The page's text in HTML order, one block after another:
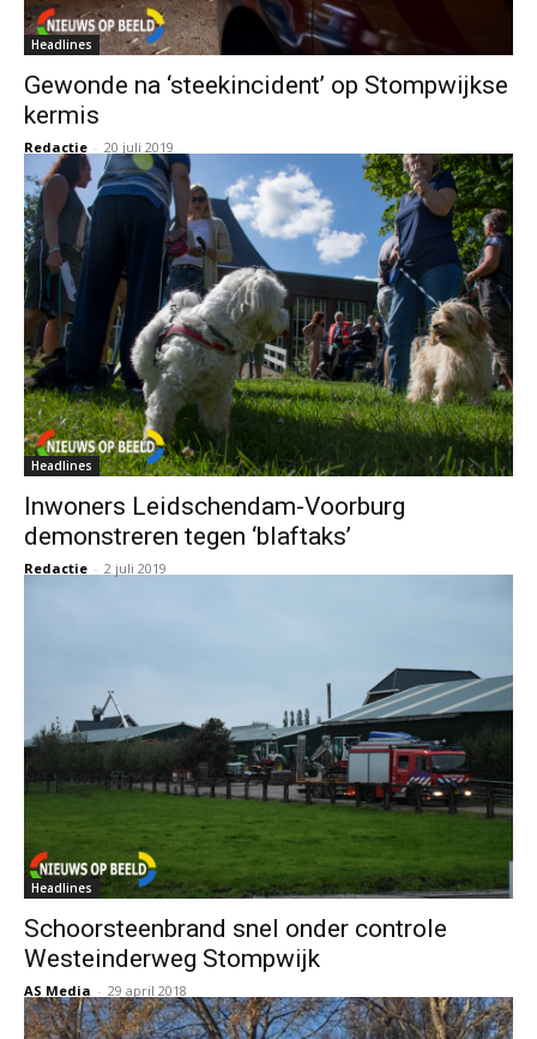
Headlines
Gewonde na ‘steekincident’ op Stompwijkse
kermis
Redactie - 20 juli 2019
Headlines
Inwoners Leidschendam-Voorburg
demonstreren tegen ‘blaftaks’
Redactie - 2 juli 2019
Headlines
Schoorsteenbrand snel onder controle
Westeinderweg Stompwijk
AS Media - 29 april 2018